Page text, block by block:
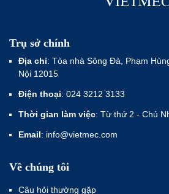
Trụ sở chính
Địa chỉ: Tòa nhà Sông Đà, Phạm
Nội 12015
Điện thoại: 024 3212 3133
Thời gian làm việc: Từ thứ 2 - Chủ
Email: info@vietmec.com
Về chúng tôi
Câu hỏi thường gặp